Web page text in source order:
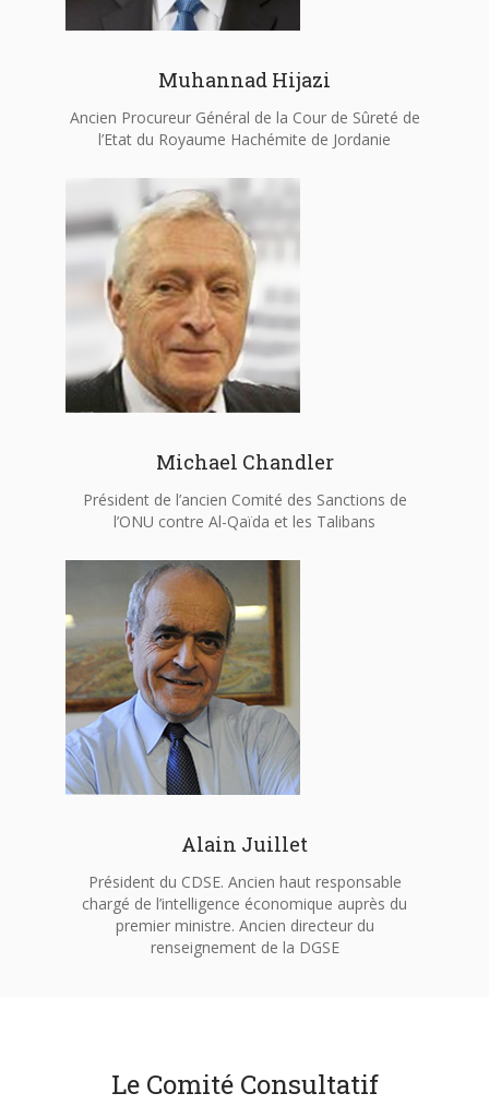
Muhannad Hijazi
Ancien Procureur Général de la Cour de Sûreté de
l’Etat du Royaume Hachémite de Jordanie
Michael Chandler
Président de l’ancien Comité des Sanctions de
l’ONU contre Al-Qaïda et les Talibans
Alain Juillet
Président du CDSE. Ancien haut responsable
chargé de l’intelligence économique auprès du
premier ministre. Ancien directeur du
renseignement de la DGSE
Le Comité Consultatif